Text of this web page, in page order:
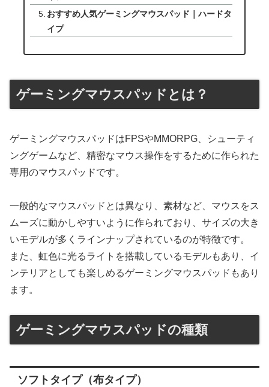
おすすめ人気ゲーミングマウスパッド｜ハードタ
イプ
ゲーミングマウスパッドとは？
ゲーミングマウスパッドはFPSやMMORPG、シューティ
ングゲームなど、精密なマウス操作をするために作られた
専用のマウスパッドです。
一般的なマウスパッドとは異なり、素材など、マウスをス
ムーズに動かしやすいように作られており、サイズの大き
いモデルが多くラインナップされているのが特徴です。
また、虹色に光るライトを搭載しているモデルもあり、イ
ンテリアとしても楽しめるゲーミングマウスパッドもあり
ます。
ゲーミングマウスパッドの種類
ソフトタイプ（布タイプ）